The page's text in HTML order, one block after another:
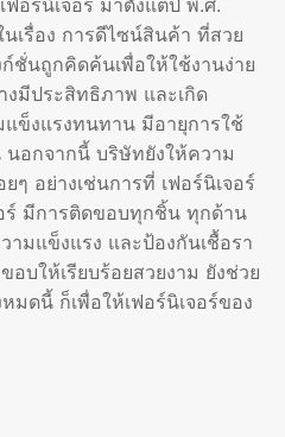
ฟอร์นิเจอร์ มาตั้งแต่ปี พ.ศ.
เรื่อง การดีไซน์สินค้า ที่สวย
ชั่นถูกคิดค้นเพื่อให้ใช้งานง่าย
งมีประสิทธิภาพ และเกิด
ข็งแรงทนทาน มีอายุการใช้
อกจากนี้ บริษัทยังให้ความ
ๆ อย่างเช่นการที่ เฟอร์นิเจอร์
ร์ มีการติดขอบทุกชิ้น ทุกด้าน
ามแข็งแรง และป้องกันเชื้อรา
บให้เรียบร้อยสวยงาม ยังช่วย
ดนี้ ก็เพื่อให้เฟอร์นิเจอร์ของ